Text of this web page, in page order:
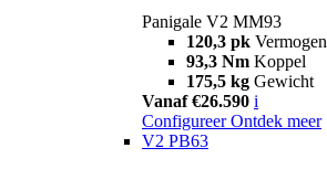
Panigale V2 MM93
120,3 pk Vermogen
93,3 Nm Koppel
175,5 kg Gewicht
Vanaf €26.590 i
Configureer Ontdek meer
V2 PB63